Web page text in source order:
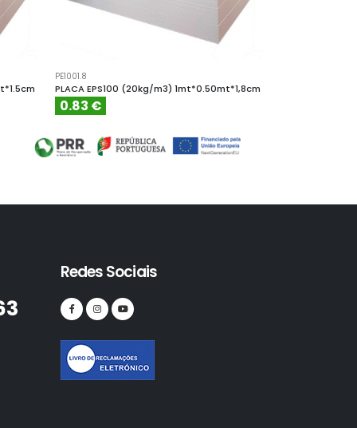
PE1001.8
PLACA EPS100 (20kg/m3) 1mt*0.50mt*1,8cm
0.83 €
Redes Sociais